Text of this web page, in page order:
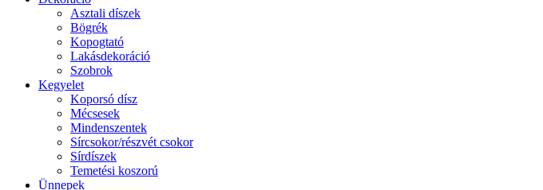
Asztali díszek
Bögrék
Kopogtató
Lakásdekoráció
Szobrok
Kegyelet
Koporsó dísz
Mécsesek
Mindenszentek
Sírcsokor/részvét csokor
Sírdíszek
Temetési koszorú
Ünnepek